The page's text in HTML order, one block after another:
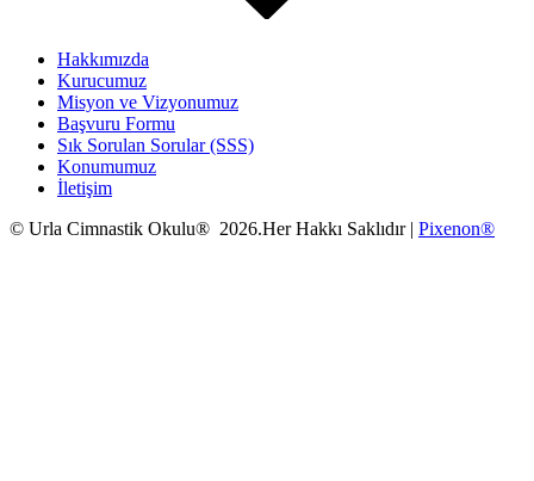
Hakkımızda
Kurucumuz
Misyon ve Vizyonumuz
Başvuru Formu
Sık Sorulan Sorular (SSS)
Konumumuz
İletişim
© Urla Cimnastik Okulu® 2026.Her Hakkı Saklıdır | Pixenon®